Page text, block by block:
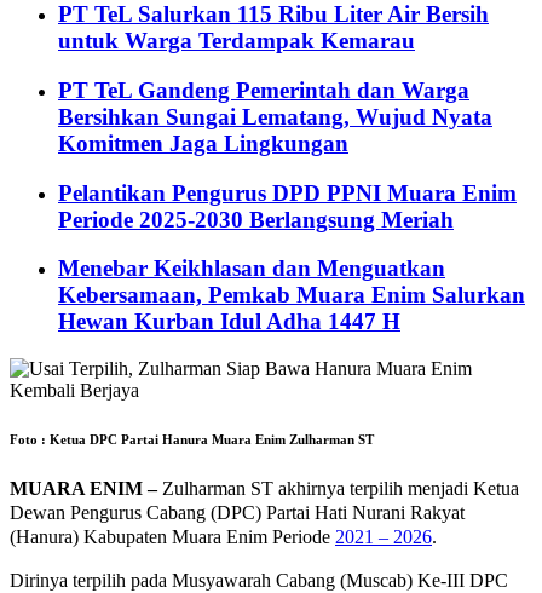
PT TeL Salurkan 115 Ribu Liter Air Bersih
untuk Warga Terdampak Kemarau
PT TeL Gandeng Pemerintah dan Warga
Bersihkan Sungai Lematang, Wujud Nyata
Komitmen Jaga Lingkungan
Pelantikan Pengurus DPD PPNI Muara Enim
Periode 2025-2030 Berlangsung Meriah
Menebar Keikhlasan dan Menguatkan
Kebersamaan, Pemkab Muara Enim Salurkan
Hewan Kurban Idul Adha 1447 H
Foto : Ketua DPC Partai Hanura Muara Enim Zulharman ST
MUARA ENIM –Zulharman ST akhirnya terpilih menjadi Ketua
Dewan Pengurus Cabang (DPC) Partai Hati Nurani Rakyat
(Hanura) Kabupaten Muara Enim Periode 2021 – 2026.
Dirinya terpilih pada Musyawarah Cabang (Muscab) Ke-III DPC